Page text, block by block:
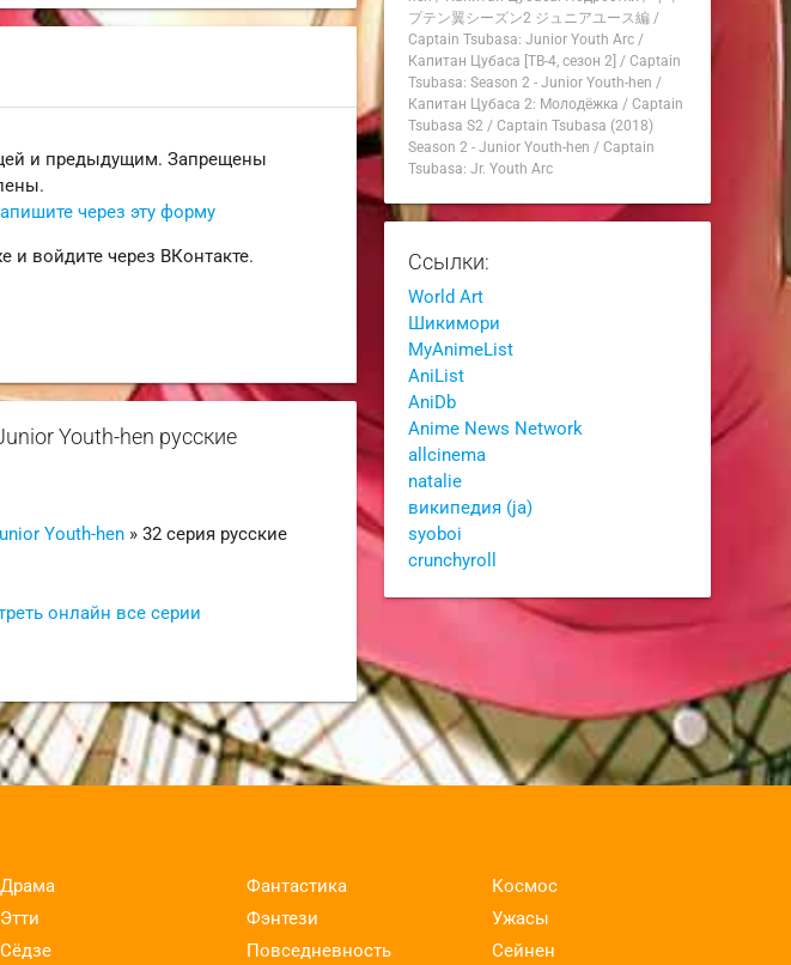
и предыдущим. Запрещены
через эту форму
и войдите через ВКонтакте.
Youth-hen русские
Youth-hen » 32 серия русские
онлайн все серии
プテン翼シーズン2 ジュニアユース編/
Captain Tsubasa: Junior Youth Arc/
Капитан Цубаса [ТВ-4, сезон 2] / Captain
Tsubasa: Season 2 - Junior Youth-hen /
Капитан Цубаса 2: Молодёжка / Captain
Tsubasa S2/ Captain Tsubasa (2018)
Season 2 - Junior Youth-hen / Captain
Tsubasa: Jr. Youth Arc
Ссылки:
World Art
Шикимори
MyAnimeList
AniList
AniDb
Anime News Network
allcinema
natalie
википедия (ja)
syoboi
crunchyroll
Драма Фантастика
Космос
Этти Фэнтези
Ужасы
Сёдзе Повседневность Сейнен